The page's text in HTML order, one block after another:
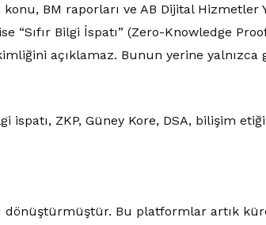
BM raporları ve AB Dijital Hizmetler
“Sıfır Bilgi İspatı” (Zero-Knowledge
açıklamaz. Bunun yerine yalnızca
ZKP, Güney Kore, DSA, bilişim
dönüştürmüştür. Bu platformlar artık